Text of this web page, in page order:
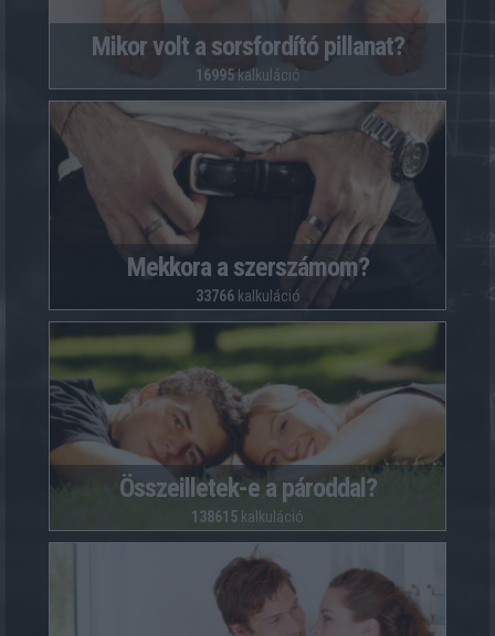
Mikor volt a sorsfordító pillanat?
16995kalkuláció
Mekkora a szerszámom?
33766kalkuláció
Összeilletek-e a pároddal?
138615 kalkuláció